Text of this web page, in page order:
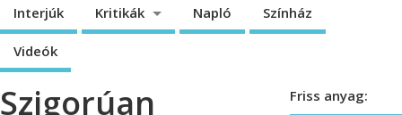
Interjúk Kritikák Napló Színház
Videók
Szigorúan Friss anyag: